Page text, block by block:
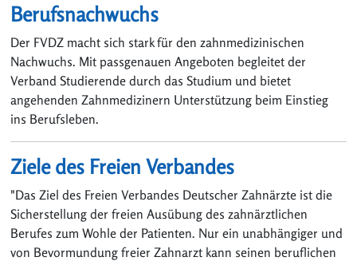
Berufsnachwuchs
Der FVDZ macht sich stark für den zahnmedizinischen
Nachwuchs. Mit passgenauen Angeboten begleitet der
Verband Studierende durch das Studium und bietet
angehenden Zahnmedizinern Unterstützung beim Einstieg
ins Berufsleben.
Ziele des Freien Verbandes
"Das Ziel des Freien Verbandes Deutscher Zahnärzte ist die
Sicherstellung der freien Ausübung des zahnärztlichen
Berufes zum Wohle der Patienten. Nur ein unabhängiger und
von Bevormundung freier Zahnarzt kann seinen beruflichen